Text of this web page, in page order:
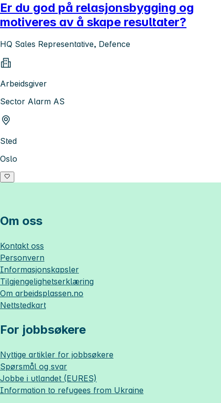
Er du god på relasjonsbygging og
motiveres av å skape resultater?
HQ Sales Representative, Defence
Arbeidsgiver
Sector Alarm AS
Sted
Oslo
Om oss
Kontakt oss
Personvern
Informasjonskapsler
Tilgjengelighetserklæring
Om arbeidsplassen.no
Nettstedkart
For jobbsøkere
Nyttige artikler for jobbsøkere
Spørsmål og svar
Jobbe i utlandet (EURES)
Information to refugees from Ukraine